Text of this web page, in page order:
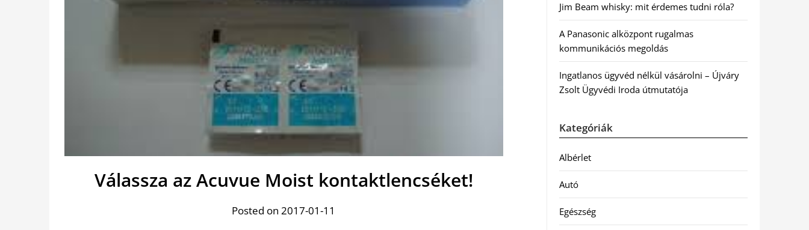
Válassza az Acuvue Moist kontaktlencséket!
Posted on 2017-01-11
Jim Beam whisky: mit érdemes tudni róla?
A Panasonic alközpont rugalmas
kommunikációs megoldás
Ingatlanos ügyvéd nélkül vásárolni – Újváry
Zsolt Ügyvédi Iroda útmutatója
Kategóriák
Albérlet
Autó
Egészség